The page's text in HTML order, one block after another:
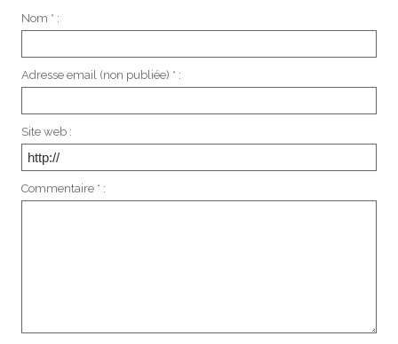
Nom * :
Adresse email (non publiée) * :
Site web :
Commentaire * :